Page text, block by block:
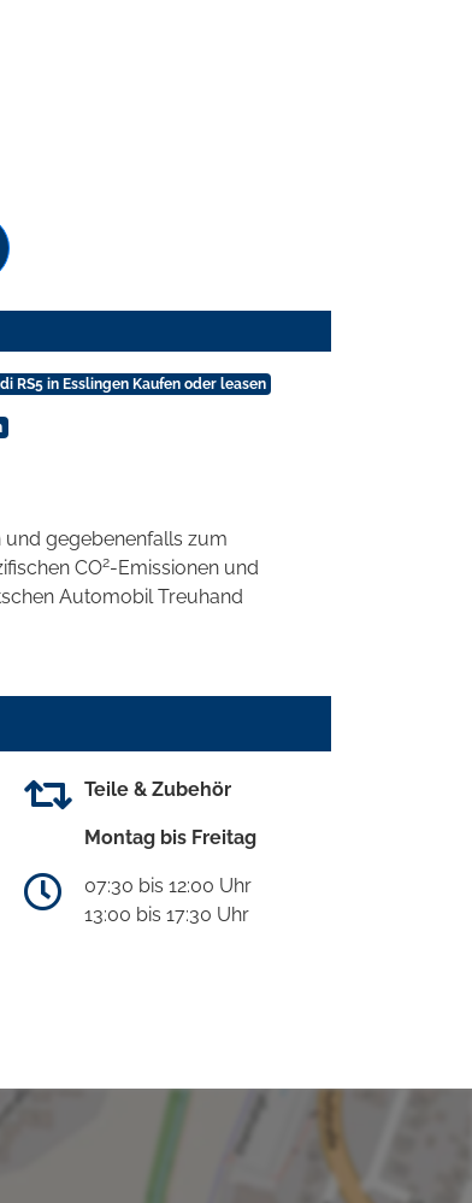
RS5 in Esslingen Kaufen oder leasen
und gegebenenfalls zum
CO2-Emissionen und
Automobil Treuhand
Teile & Zubehör
Montag bis Freitag
07:30 bis 12:00 Uhr
13:00 bis 17:30 Uhr